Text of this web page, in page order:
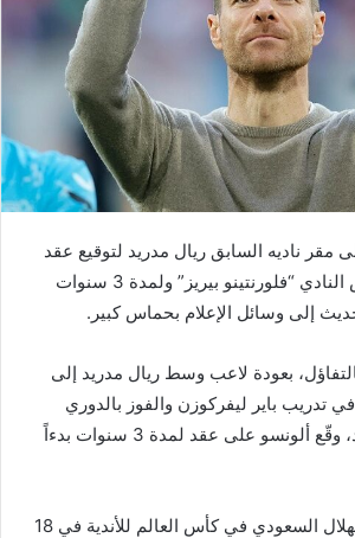
مقر ناديه السابق ريال مدريد لتوقيع عقد
قيادة الفريق مع رئيس النادي “فلورنتينو بيريز” ولمدة 3 سنوات
إلى وسائل الإعلام بحماس كبير.
بعودة لاعب وسط ريال مدريد إلى
في تدريب باير ليفركوزن والفوز بالدوري
الألماني قبل عام واحد، وقّع ألونسو على عقد لمدة 3 سنوات بدءاً
وستكون البداية ضد الهلال السعودي في كأس العالم للأندية في 18